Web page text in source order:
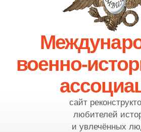
военно-
сайт
любителей
и увлечённых